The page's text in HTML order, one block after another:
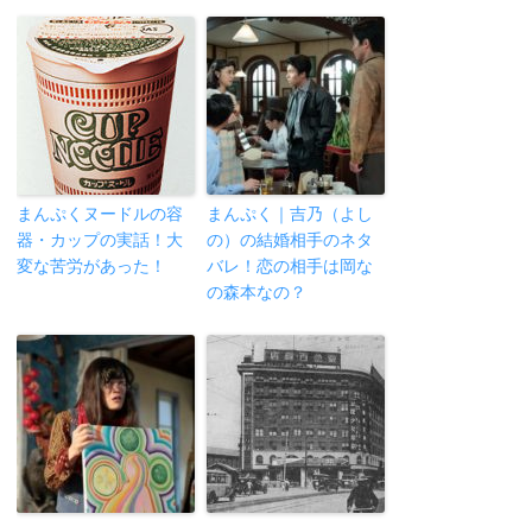
まんぷくヌードルの容
器・カップの実話！大
変な苦労があった！
まんぷく｜吉乃（よし
の）の結婚相手のネタ
バレ！恋の相手は岡な
の森本なの？